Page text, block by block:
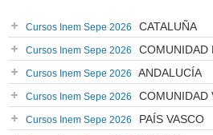
Cursos Inem Sepe 2026 CATALUÑA
Cursos Inem Sepe 2026 COMUNIDAD
Cursos Inem Sepe 2026 ANDALUCÍA
Cursos Inem Sepe 2026 COMUNIDAD
Cursos Inem Sepe 2026 PAÍS VASCO